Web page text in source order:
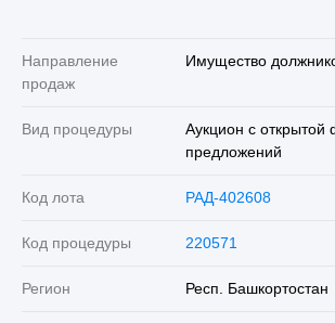
Направление
продаж
Имущество
Вид процедуры
Аукцион с
предложений
Код лота РАД-402608
Код процедуры 220571
Регион Респ. Башкортостан